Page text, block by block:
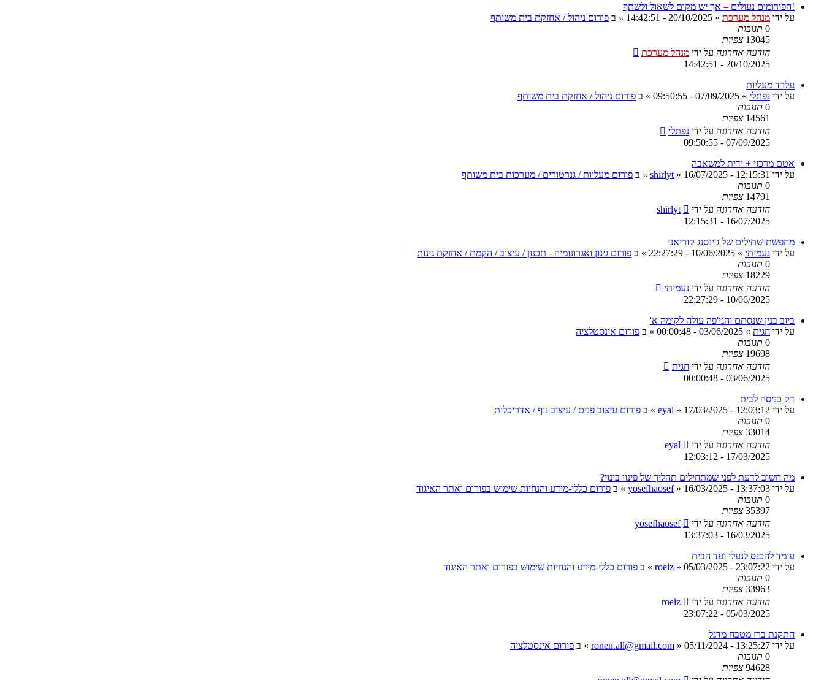
!הפורומים נעולים – אך יש מקום לשאול ולשתף
על ידי מנהל מערכת »
20/10/2025 - 14:42:51 » ב פורום ניהול / אחזקת בית משותף
0 תגובות
13045 צפיות
הודעה אחרונה על ידי מנהל מערכת
20/10/2025 - 14:42:51
עלרד מעליות
על ידי נפתלי »
07/09/2025 - 09:50:55 » ב פורום ניהול / אחזקת בית משותף
0 תגובות
14561 צפיות
הודעה אחרונה על ידי נפתלי
07/09/2025 - 09:50:55
אטם מרכזי + ידית למשאבה
על ידי
shirlyt » 16/07/2025 - 12:15:31 » ב פורום מעליות / גנרטורים / מערכות בית משותף
0 תגובות
14791 צפיות
הודעה אחרונה על ידי
shirlyt
16/07/2025 - 12:15:31
מחפשת שתילים של ג'ינסנג קוריאני
על ידי נעמיתי »
10/06/2025 - 22:27:29 » ב פורום גינון ואגרונומיה - תכנון / עיצוב / הקמת / אחזקת גינות
0 תגובות
18229 צפיות
הודעה אחרונה על ידי נעמיתי
10/06/2025 - 22:27:29
ביוב בנין שנסתם והגי'פה עולה לקומה א'
על ידי חגית »
03/06/2025 - 00:00:48 » ב פורום אינסטלציה
0 תגובות
19698 צפיות
הודעה אחרונה על ידי חגית
03/06/2025 - 00:00:48
דק כניסה לבית
על ידי
eyal » 17/03/2025 - 12:03:12 » ב פורום עיצוב פנים / עיצוב נוף / אדריכלות
0 תגובות
33014 צפיות
הודעה אחרונה על ידי
eyal
17/03/2025 - 12:03:12
מה חשוב לדעת לפני שמתחילים תהליך של פינוי בינוי?
על ידי
yosefhaosef» 16/03/2025 - 13:37:03 » ב פורום כללי-מידע והנחיות שימוש בפורום ואתר האיגוד
0 תגובות
35397 צפיות
הודעה אחרונה על ידי
yosefhaosef
16/03/2025 - 13:37:03
עומד להכנס לנעלי ועד הבית
על ידי
roeiz » 05/03/2025 - 23:07:22 » ב פורום כללי-מידע והנחיות שימוש בפורום ואתר האיגוד
0 תגובות
33963 צפיות
הודעה אחרונה על ידי
roeiz
05/03/2025 - 23:07:22
התקנת ברז מטבח מדגל
על ידי
ronen.all@gmail.com » 05/11/2024 - 13:25:27 » ב פורום אינסטלציה
0 תגובות
94628 צפיות